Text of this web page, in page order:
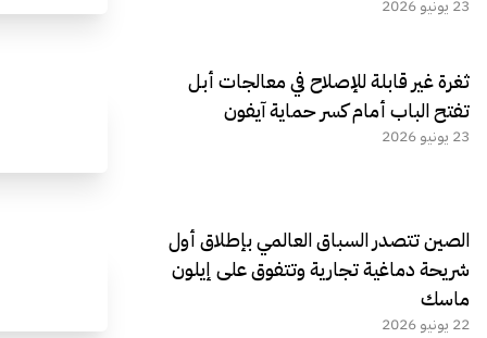
23 يونيو 2026
ثغرة غير قابلة للإصلاح في معالجات أبل
تفتح الباب أمام كسر حماية آيفون
23 يونيو 2026
الصين تتصدر السباق العالمي بإطلاق أول
شريحة دماغية تجارية وتتفوق على إيلون
ماسك
22 يونيو 2026